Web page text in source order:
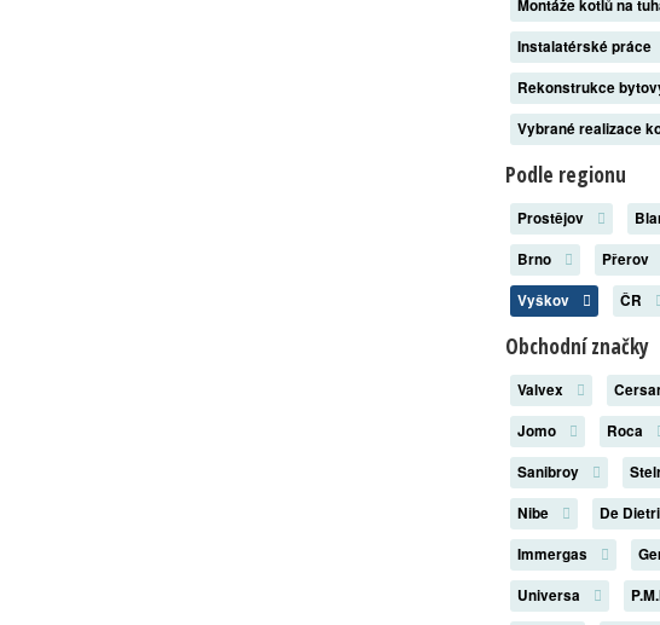
Montáže kotlů na
Instalatérské práce
Rekonstrukce
Vybrané realizace
Podle regionu
Prostějov
Brno
Přerov
Vyškov
ČR
Obchodní značky
Valvex
Jomo
Roca
Sanibroy
Nibe
De
Immergas
Universa